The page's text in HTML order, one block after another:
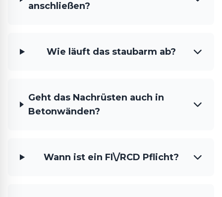
anschließen?
Wie läuft das staubarm ab?
Geht das Nachrüsten auch in
Betonwänden?
Wann ist ein FI\/RCD Pflicht?